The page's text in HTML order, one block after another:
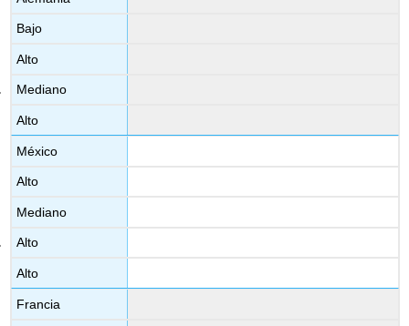
Bajo
Alto
Mediano
Alto
México
Alto
Mediano
Alto
Alto
Francia